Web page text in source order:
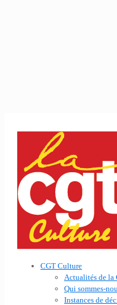
CGT Culture
Actualités de la
Qui sommes-
Instances de